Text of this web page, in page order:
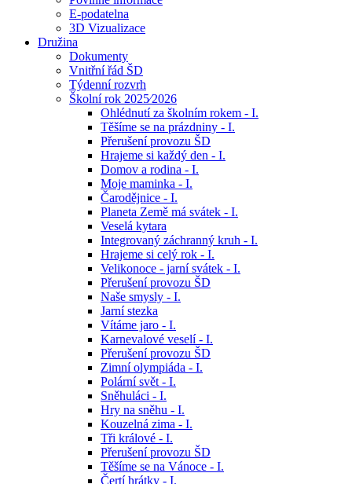
E-podatelna
3D Vizualizace
Družina
Dokumenty
Vnitřní řád ŠD
Týdenní rozvrh
Školní rok 2025⁄2026
Ohlédnutí za školním rokem - I.
Těšíme se na prázdniny - I.
Přerušení provozu ŠD
Hrajeme si každý den - I.
Domov a rodina - I.
Moje maminka - I.
Čarodějnice - I.
Planeta Země má svátek - I.
Veselá kytara
Integrovaný záchranný kruh - I.
Hrajeme si celý rok - I.
Velikonoce - jarní svátek - I.
Přerušení provozu ŠD
Naše smysly - I.
Jarní stezka
Vítáme jaro - I.
Karnevalové veselí - I.
Přerušení provozu ŠD
Zimní olympiáda - I.
Polární svět - I.
Sněhuláci - I.
Hry na sněhu - I.
Kouzelná zima - I.
Tři králové - I.
Přerušení provozu ŠD
Těšíme se na Vánoce - I.
Čertí hrátky - I.